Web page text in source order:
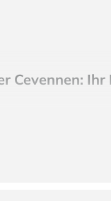
Cevennen:
zu den
ein
wirtschaftlich am